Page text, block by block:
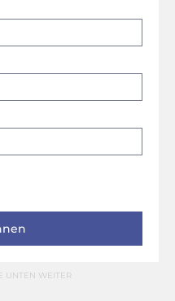
UNTEN WEITER